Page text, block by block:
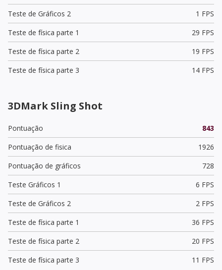
Teste de Gráficos 2
1 FPS
Teste de física parte 1
29 FPS
Teste de física parte 2
19 FPS
Teste de física parte 3
14 FPS
3DMark Sling Shot
Pontuação
843
Pontuação de fisica
1926
Pontuação de gráficos
728
Teste Gráficos 1
6 FPS
Teste de Gráficos 2
2 FPS
Teste de física parte 1
36 FPS
Teste de física parte 2
20 FPS
Teste de física parte 3
11 FPS